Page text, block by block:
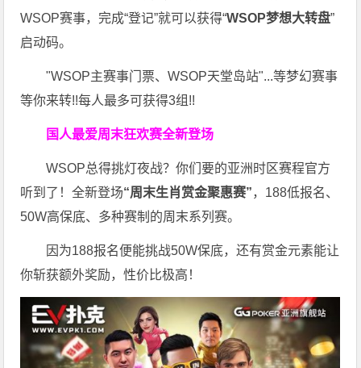
WSOP赛事，完成“登记”就可以获得“WSOP梦想大转盘”
启动码。
"WSOP主赛事门票、WSOP天堂岛站"...等梦幻赛事
等你来转!!每人最多可获得3组!!
国人最爱周末狂欢赛全新登场
WSOP总得挑灯夜战？你们要的亚洲时区赛程官方
听到了！全新登场“周末生肖赏金聚惠赛”，188低报名、
50W高保底、多种赛制的周末系列赛。
因为188报名便能挑战50W保底，还有赏金元素能让
你斩获额外奖励，性价比极高！